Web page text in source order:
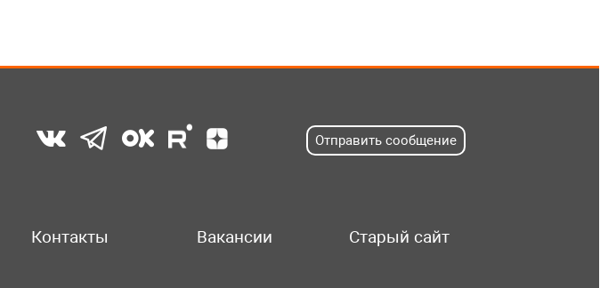
Отправить сообщение
Контакты Вакансии Старый сайт